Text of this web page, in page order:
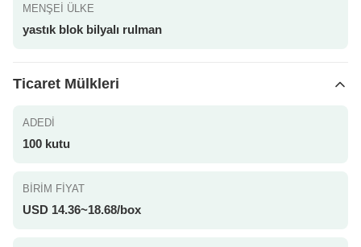
MENŞEI ÜLKE
yastık blok bilyalı rulman
Ticaret Mülkleri
ADEDI
100 kutu
BIRIM FIYAT
USD 14.36~18.68/box